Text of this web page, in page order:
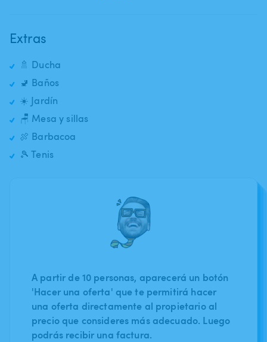
Extras
🚿 Ducha
🚽 Baños
☀️ Jardín
🪑 Mesa y sillas
🍖 Barbacoa
🎾 Tenis
A partir de 10 personas, aparecerá un botón
'Hacer una oferta' que te permitirá hacer
una oferta directamente al propietario al
precio que consideres más adecuado. Luego
podrás recibir una factura.